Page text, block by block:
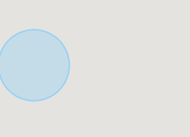
如感興趣,歡迎請隨時聯繫我們。